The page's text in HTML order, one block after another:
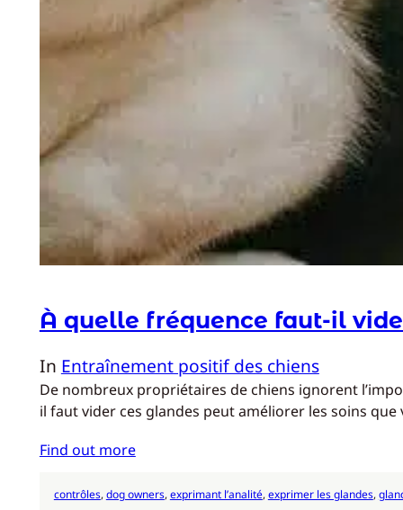
À quelle fréquence faut-il
In Entraînement positif des chiens
De nombreux propriétaires de chiens ignorent
il faut vider ces glandes peut améliorer les soins
Find out more
contrôles, dog owners, exprimant l’analité, exprimer les glandes,